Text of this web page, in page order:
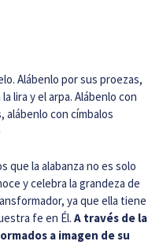
Alábenlo por sus proezas,
lira y el arpa. Alábenlo con
alábenlo con címbalos
que la alabanza no es solo
y celebra la grandeza de
ya que ella tiene
fe en Él. A través de la
a imagen de su